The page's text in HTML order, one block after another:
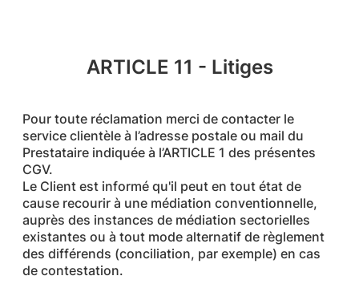
ARTICLE 11 - Litiges
Pour toute réclamation merci de contacter le
service clientèle à l’adresse postale ou mail du
Prestataire indiquée à l’ARTICLE 1 des présentes
CGV.
Le Client est informé qu'il peut en tout état de
cause recourir à une médiation conventionnelle,
auprès des instances de médiation sectorielles
existantes ou à tout mode alternatif de règlement
des différends (conciliation, par exemple) en cas
de contestation.